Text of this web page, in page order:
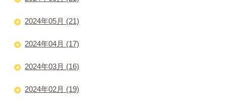
2024年05月 (21)
2024年04月 (17)
2024年03月 (16)
2024年02月 (19)